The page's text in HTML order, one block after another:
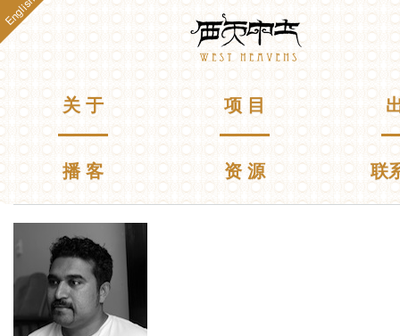
跳
转
到
主
要
内
容
Westheavens
English
主菜单 关 于 项 目
播 客 资 源 联